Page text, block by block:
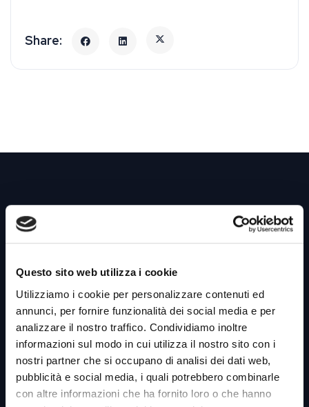
Questo sito web utilizza i cookie
Utilizziamo i cookie per personalizzare contenuti ed
annunci, per fornire funzionalità dei social media e per
analizzare il nostro traffico. Condividiamo inoltre
informazioni sul modo in cui utilizza il nostro sito con i
nostri partner che si occupano di analisi dei dati web,
pubblicità e social media, i quali potrebbero combinarle
con altre informazioni che ha fornito loro o che hanno
Link utili &Business Unit
Home
Azienda
Codice Etico
Whistleblowing